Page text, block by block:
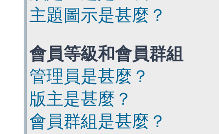
主題圖示是甚麼？
會員等級和會員群組
管理員是甚麼？
版主是甚麼？
會員群組是甚麼？